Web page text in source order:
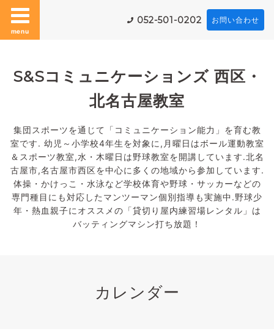
menu
052-501-0202 お問い合わせ
S&Sコミュニケーションズ 西区・
北名古屋教室
集団スポーツを通じて「コミュニケーション能力」を育む教
室です. 幼児～小学校4年生を対象に,月曜日はボール運動教室
＆スポーツ教室,水・木曜日は野球教室を開講しています.北名
古屋市,名古屋市西区を中心に多くの地域から参加しています.
体操・かけっこ・水泳など学校体育や野球・サッカーなどの
専門種目にも対応したマンツーマン個別指導も実施中.野球少
年・熱血親子にオススメの「貸切り屋内練習場レンタル」は
バッティングマシン打ち放題！
カレンダー